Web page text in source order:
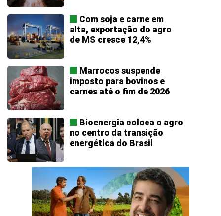
Com soja e carne em
alta, exportação do agro
de MS cresce 12,4%
Marrocos suspende
imposto para bovinos e
carnes até o fim de 2026
Bioenergia coloca o agro
no centro da transição
energética do Brasil